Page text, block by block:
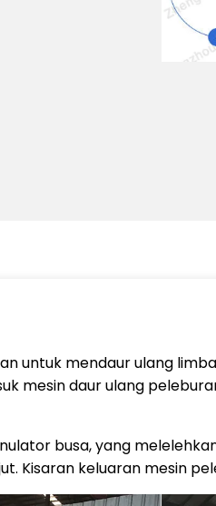
untuk mendaur ulang
mesin daur ulang
busa, yang
Kisaran keluaran mesin